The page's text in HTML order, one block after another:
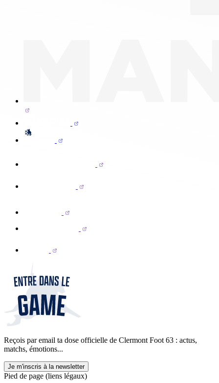
Reçois par email ta dose officielle de Clermont Foot 63 : actus,
matchs, émotions...
Je m'inscris à la newsletter
Pied de page (liens légaux)